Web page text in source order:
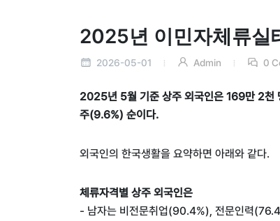
2025년 이민자체류실
2026-05-01 Admin 0
2025년 5월 기준 상주 외국인은 169만 2천
주(9.6%) 순이다.
외국인의 한국생활을 요약하면 아래와 같다.
체류자격별 상주 외국인은
- 남자는 비전문취업(90.4%), 전문인력